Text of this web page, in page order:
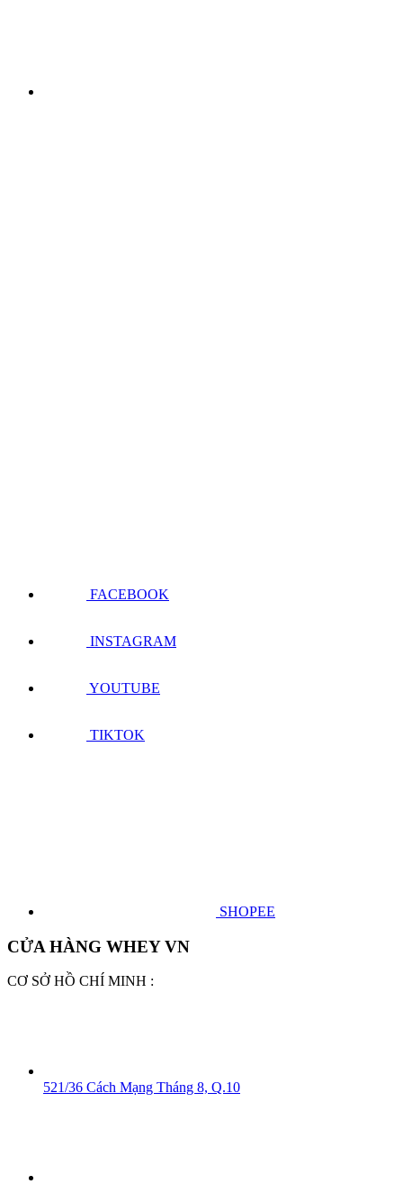
FACEBOOK
INSTAGRAM
YOUTUBE
TIKTOK
SHOPEE
CỬA HÀNG WHEY VN
CƠ SỞ HỒ CHÍ MINH :
521/36 Cách Mạng Tháng 8, Q.10